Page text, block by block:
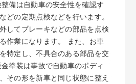
備は自動車の安全性を確認す
どの定期点検などを行います。
してブレーキなどの部品を点検
作業になります。 また、お車
特定し、不具合のある部品を交
塗装は事故で自動車のボディ
その形を新車と同じ状態に整え